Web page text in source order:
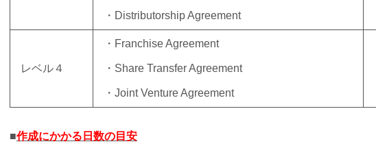
・Distributorship Agreement
レベル４
・Franchise Agreement
・Share Transfer Agreement
・Joint Venture Agreement
■作成にかかる日数の目安